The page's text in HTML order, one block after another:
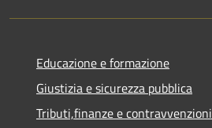
Educazione e formazione
Giustizia e sicurezza pubblica
Tributi,finanze e contravvenzioni